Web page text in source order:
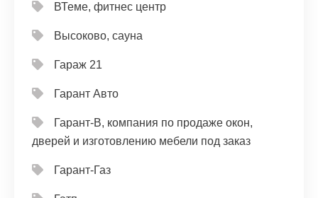
ВТеме, фитнес центр
Высоково, сауна
Гараж 21
Гарант Авто
Гарант-В, компания по продаже окон,
дверей и изготовлению мебели под заказ
Гарант-Газ